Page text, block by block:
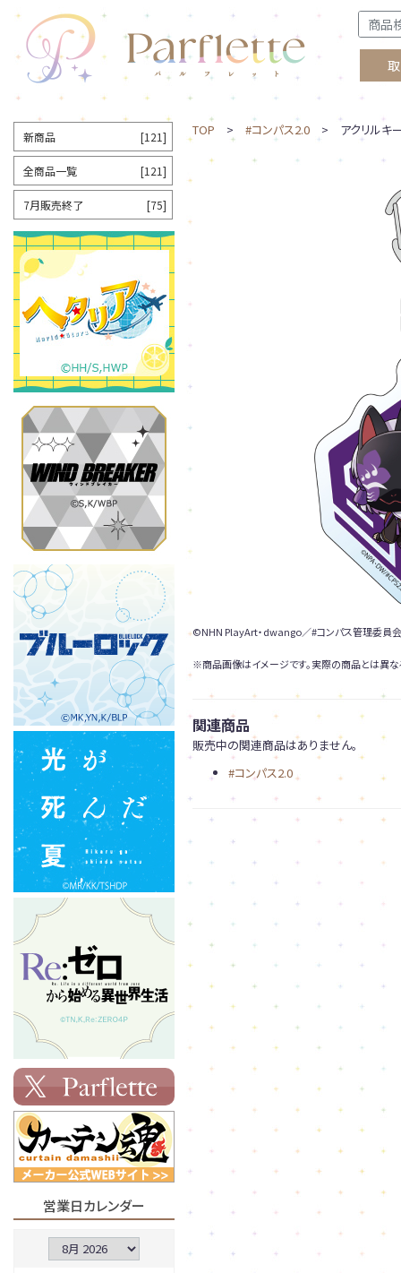
TOP > #コンパス2.0 > アクリルキー
©NHN PlayArt・dwango／#コンパス管理委員
※商品画像はイメージです。実際の商品とは異な
関連商品
販売中の関連商品はありません。
#コンパス2.0
新商品 [121]
全商品一覧 [121]
7月販売終了 [75]
営業日カレンダー